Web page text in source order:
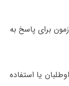
برای پاسخ به
یا استفاده